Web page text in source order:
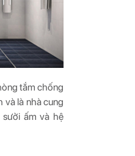
tắm chống
và là nhà cung
ấm và hệ